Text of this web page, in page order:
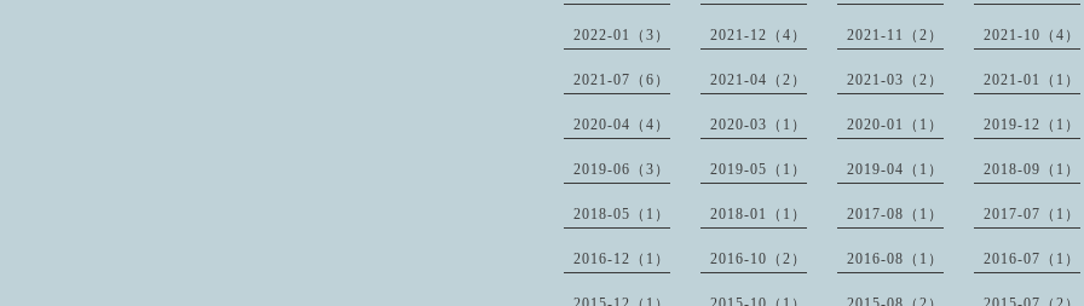
2022-01（3） 2021-12（4） 2021-11（2） 2021-10（4）
2021-07（6） 2021-04（2） 2021-03（2） 2021-01（1）
2020-04（4） 2020-03（1） 2020-01（1） 2019-12（1）
2019-06（3） 2019-05（1） 2019-04（1） 2018-09（1）
2018-05（1） 2018-01（1） 2017-08（1） 2017-07（1）
2016-12（1） 2016-10（2） 2016-08（1） 2016-07（1）